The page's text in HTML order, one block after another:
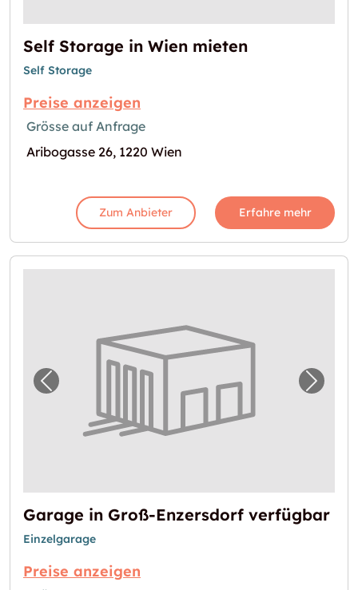
Self Storage in Wien mieten
Self Storage
Preise anzeigen
Grösse auf Anfrage
Aribogasse 26, 1220 Wien
Zum Anbieter Erfahre mehr
Vorheriges Bild für "Garage in Groß-
Garage in Groß-Enzersdorf verfügbar
Einzelgarage
Preise anzeigen